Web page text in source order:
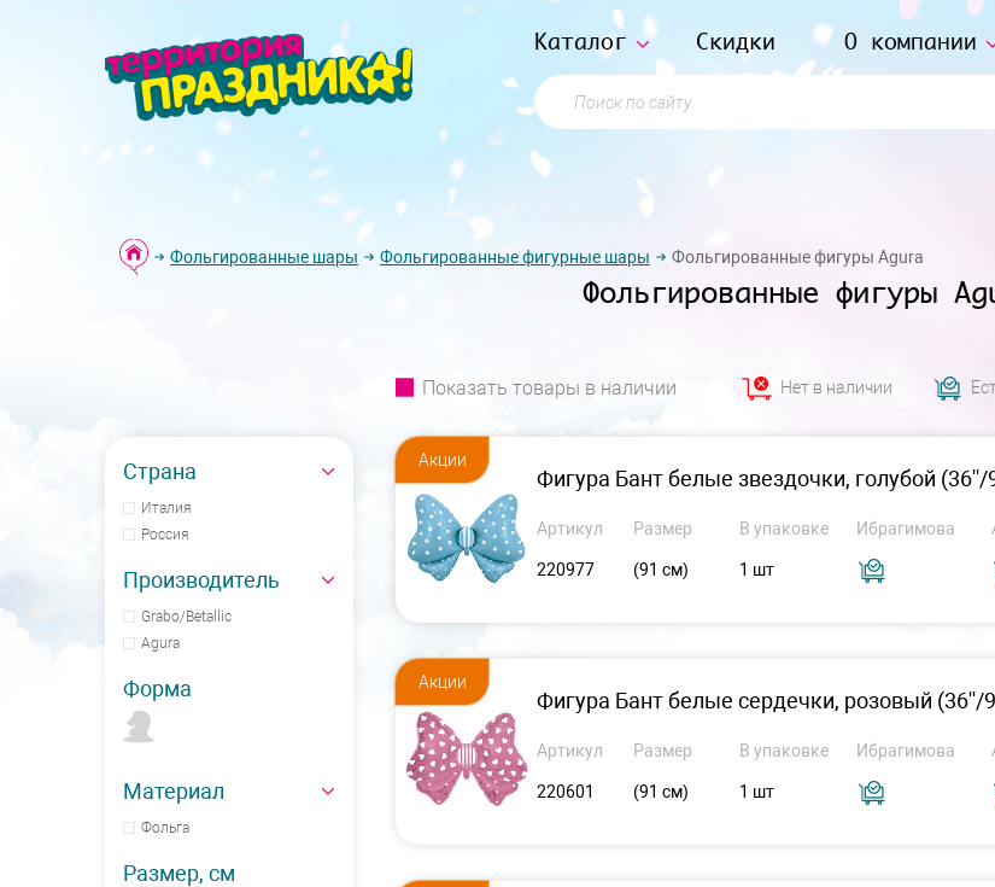
Каталог Скидки О компании
Поиск по сайту
Фольгированные шары Фольгированные фигурные шары Фольгированные фигуры Agura
Фольгированные фигуры
Страна
Италия
Россия
Производитель
Grabo/Betallic
Agura
Форма
Материал
Фольга
Размер, см
Показать товары в наличии Нет в наличии
Фигура Бант белые звездочки, голубой
Артикул Размер В упаковке Ибрагимова
220977 (91 см) 1 шт
Акции
Фигура Бант белые сердечки, розовый (36''/
Артикул Размер В упаковке Ибрагимова
220601 (91 см) 1 шт
Акции